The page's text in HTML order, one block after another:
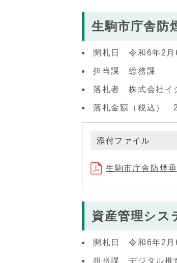
生駒市庁舎防
開札日 令和6年2月
担当課 総務課
落札者 株式会社イ
落札金額（税込）
添付ファイル
生駒市庁舎防煙
資産管理シス
開札日 令和6年2月
担当課 デジタル推